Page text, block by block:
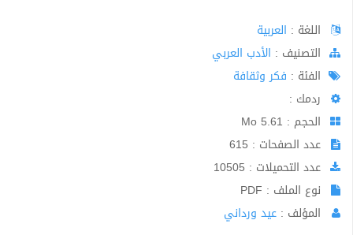
اللغة : العربية
اﻟﺘﺼﻨﻴﻒ : الأدب العربي
الفئة : فكر وثقافة
ردمك :
الحجم : 5.61 Mo
عدد الصفحات : 615
عدد التحميلات : 10505
نوع الملف : PDF
المؤلف : عيد ورداني